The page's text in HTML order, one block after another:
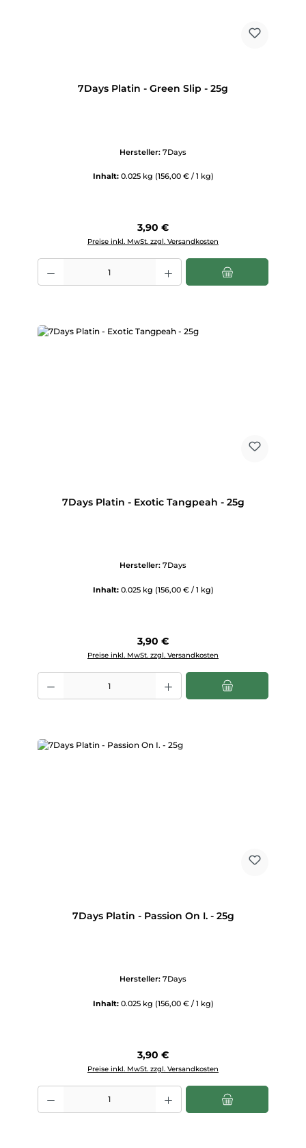
7Days Platin - Green Slip - 25g
Hersteller: 7Days
Inhalt: 0.025 kg (156,00 € / 1 kg)
Regulärer Preis:
3,90 €
Preise inkl. MwSt. zzgl. Versandkosten
Produkt Anzahl: Gib den gewünschten Wert ein oder benutze die
7Days Platin - Exotic Tangpeah - 25g
Hersteller: 7Days
Inhalt: 0.025 kg (156,00 € / 1 kg)
Regulärer Preis:
3,90 €
Preise inkl. MwSt. zzgl. Versandkosten
Produkt Anzahl: Gib den gewünschten Wert ein oder benutze die
7Days Platin - Passion On I. - 25g
Hersteller: 7Days
Inhalt: 0.025 kg (156,00 € / 1 kg)
Regulärer Preis:
3,90 €
Preise inkl. MwSt. zzgl. Versandkosten
Produkt Anzahl: Gib den gewünschten Wert ein oder benutze die